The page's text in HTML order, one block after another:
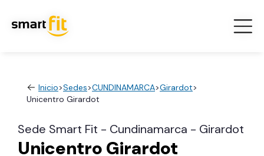
Inicio>Sedes>CUNDINAMARCA>Girardot>
Unicentro Girardot
Sede Smart Fit - Cundinamarca - Girardot
Unicentro Girardot